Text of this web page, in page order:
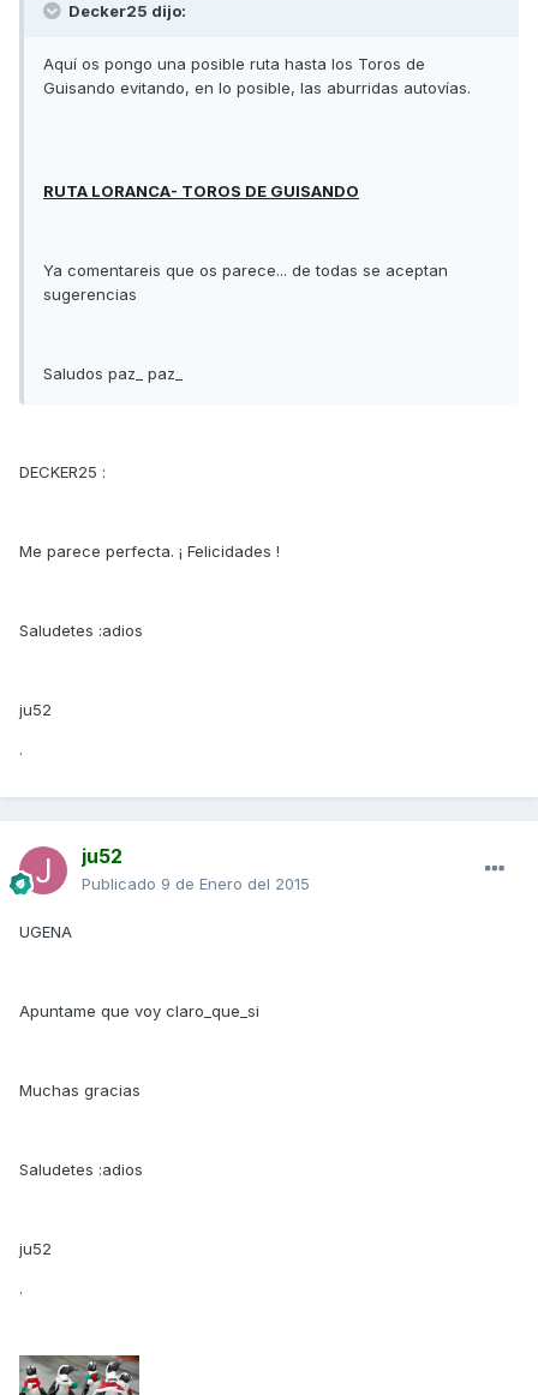
Decker25 dijo:
Aquí os pongo una posible ruta hasta los Toros de
Guisando evitando, en lo posible, las aburridas autovías.
RUTA LORANCA- TOROS DE GUISANDO
Ya comentareis que os parece... de todas se aceptan
sugerencias
Saludos paz_ paz_
DECKER25 :
Me parece perfecta. ¡ Felicidades !
Saludetes :adios
ju52
.
ju52
Publicado 9 de Enero del 2015
UGENA
Apuntame que voy claro_que_si
Muchas gracias
Saludetes :adios
ju52
.